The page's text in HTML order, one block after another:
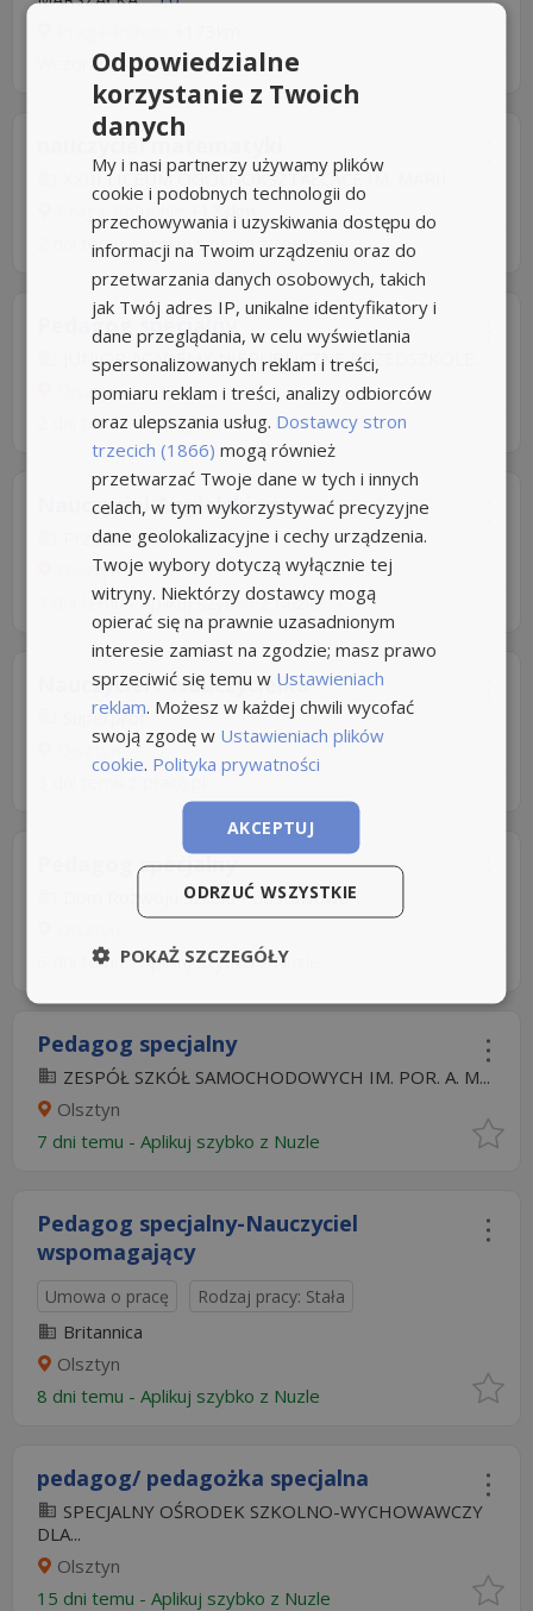
Wczoraj-Aplikuj szybko z Nuzle
nauczyciel matematyki
XXIII LICEUM OGÓLNOKSZTAŁCĄCE IM. MARII...
Praga-Południe
+173km
2 dni temu -Aplikuj szybko z Nuzle
Pedagog specjalny
JUNIOR ACADEMY NIEPUBLICZNE PRZEDSZKOLE...
Olsztyn
2 dni temu -Aplikuj szybko z Nuzle
Nauczyciel Angielskiego
Przedszkole PATRYK
Olsztyn
3 dni temu -Aplikuj szybko z Nuzle
Nauczyciel / Nauczycielka
Superprof
Olsztyn
praca.pl
Pedagog specjalny
Dom Rozwoju Szkoła Podstawowa
6 dni temu -Aplikuj szybko z Nuzle
Pedagog specjalny
ZESPÓŁ SZKÓŁ SAMOCHODOWYCH IM. POR. A. M...
Olsztyn
7 dni temu - Aplikuj szybko z Nuzle
Pedagog specjalny-Nauczyciel
wspomagający
Umowa o pracę Rodzaj pracy: Stała
Britannica
Olsztyn
8 dni temu - Aplikuj szybko z Nuzle
pedagog/ pedagożka specjalna
SPECJALNY OŚRODEK SZKOLNO-WYCHOWAWCZY
DLA...
Olsztyn
15 dni temu - Aplikuj szybko z Nuzle
Odpowiedzialne
korzystanie z Twoich
danych
My i nasi partnerzy używamy plików
cookie i podobnych technologii do
przechowywania i uzyskiwania dostępu do
informacji na Twoim urządzeniu oraz do
przetwarzania danych osobowych, takich
jak Twój adres IP, unikalne identyfikatory i
dane przeglądania, w celu wyświetlania
spersonalizowanych reklam i treści,
pomiaru reklam i treści, analizy odbiorców
oraz ulepszania usług. Dostawcy stron
trzecich (1866) mogą również
przetwarzać Twoje dane w tych i innych
celach, w tym wykorzystywać precyzyjne
dane geolokalizacyjne i cechy urządzenia.
Twoje wybory dotyczą wyłącznie tej
witryny. Niektórzy dostawcy mogą
opierać się na prawnie uzasadnionym
interesie zamiast na zgodzie; masz prawo
sprzeciwić się temu w Ustawieniach
reklam. Możesz w każdej chwili wycofać
swoją zgodę w Ustawieniach plików
cookie. Polityka prywatności
AKCEPTUJ
ODRZUĆ WSZYSTKIE
POKAŻ SZCZEGÓŁY